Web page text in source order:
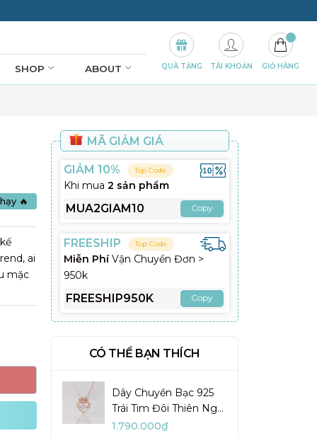
SHOP ABOUT QUÀ TẶNG TÀI KHOẢN GIỎ HÀNG
🔥
ai
mặc
MÃ GIẢM GIÁ
GIẢM 10% Top Code
Khi mua 2 sản phẩm
MUA2GIAM10 Copy
FREESHIP Top Code
Miễn PhíVận Chuyển Đơn >
950k
FREESHIP950K Copy
CÓ THỂ BẠN THÍCH
Dây Chuyền Bạc 925
Trái Tim Đôi Thiên Nga
Đá Nhảy Pretty Swan -
1.790.000₫